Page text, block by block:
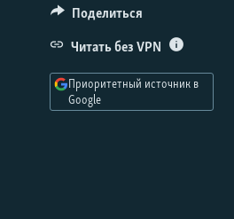
главной
Вернутся
IDEL.РЕАЛИИ
КАВКАЗ.РЕАЛИИ
СЕВЕР.РЕАЛИИ
СИБИРЬ.РЕАЛИИ
Поделиться
Читать без VPN
Приоритетный источник в
Google